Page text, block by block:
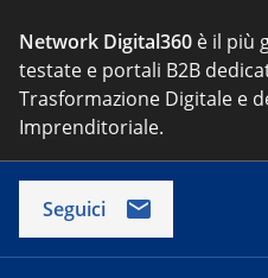
Network Digital360 è il più
testate e portali B2B
Trasformazione Digitale e
Imprenditoriale.
Seguici